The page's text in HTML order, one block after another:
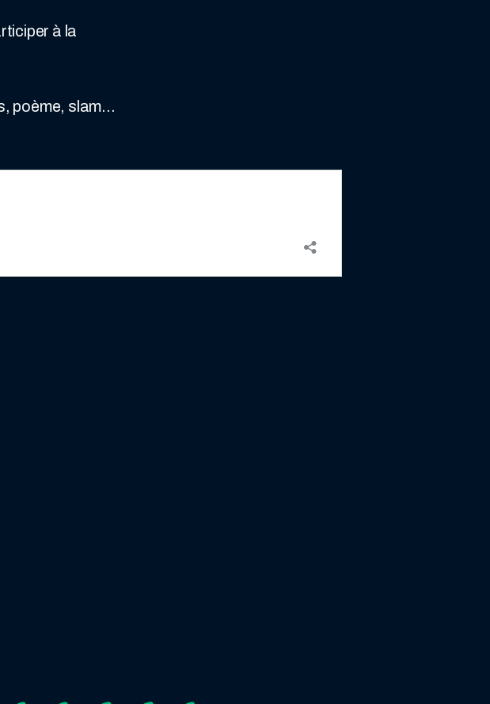
à la
poème, slam…